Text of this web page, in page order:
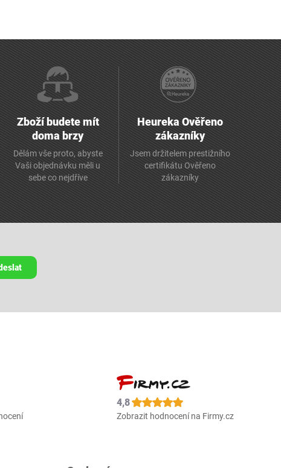
Zboží budete mít
doma brzy
Dělám vše proto, abyste
Vaši objednávku měli u
sebe co nejdříve
Heureka Ověřeno
zákazníky
Jsem držitelem prestižního
certifikátu Ověřeno
zákazníky
4,8
Zobrazit hodnocení na Firmy.cz